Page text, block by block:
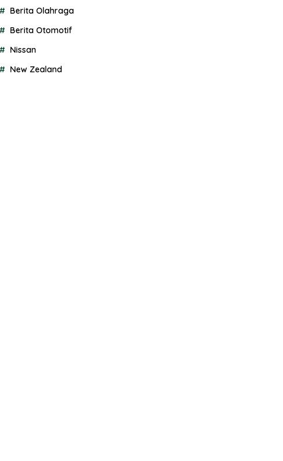
Berita Olahraga
Berita Otomotif
Nissan
New Zealand